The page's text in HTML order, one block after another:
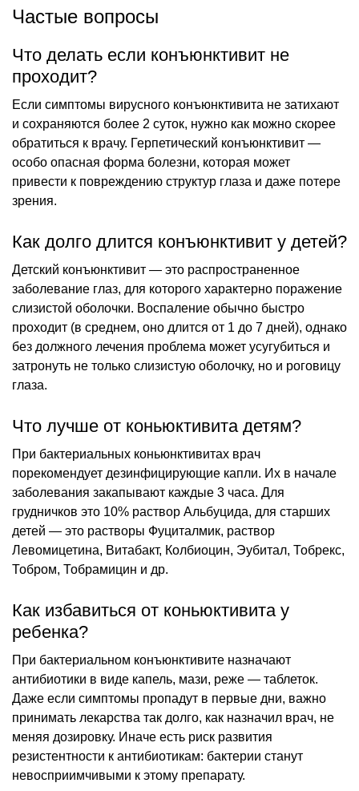
Частые вопросы
Что делать если конъюнктивит не
проходит?
Если симптомы вирусного конъюнктивита не затихают
и сохраняются более 2 суток, нужно как можно скорее
обратиться к врачу. Герпетический конъюнктивит —
особо опасная форма болезни, которая может
привести к повреждению структур глаза и даже потере
зрения.
Как долго длится конъюнктивит у детей?
Детский конъюнктивит — это распространенное
заболевание глаз, для которого характерно поражение
слизистой оболочки. Воспаление обычно быстро
проходит (в среднем, оно длится от 1 до 7 дней), однако
без должного лечения проблема может усугубиться и
затронуть не только слизистую оболочку, но и роговицу
глаза.
Что лучше от коньюктивита детям?
При бактериальных коньюнктивитах врач
порекомендует дезинфицирующие капли. Их в начале
заболевания закапывают каждые 3 часа. Для
грудничков это 10% раствор Альбуцида, для старших
детей — это растворы Фуциталмик, раствор
Левомицетина, Витабакт, Колбиоцин, Эубитал, Тобрекс,
Тобром, Тобрамицин и др.
Как избавиться от коньюктивита у
ребенка?
При бактериальном конъюнктивите назначают
антибиотики в виде капель, мази, реже — таблеток.
Даже если симптомы пропадут в первые дни, важно
принимать лекарства так долго, как назначил врач, не
меняя дозировку. Иначе есть риск развития
резистентности к антибиотикам: бактерии станут
невосприимчивыми к этому препарату.